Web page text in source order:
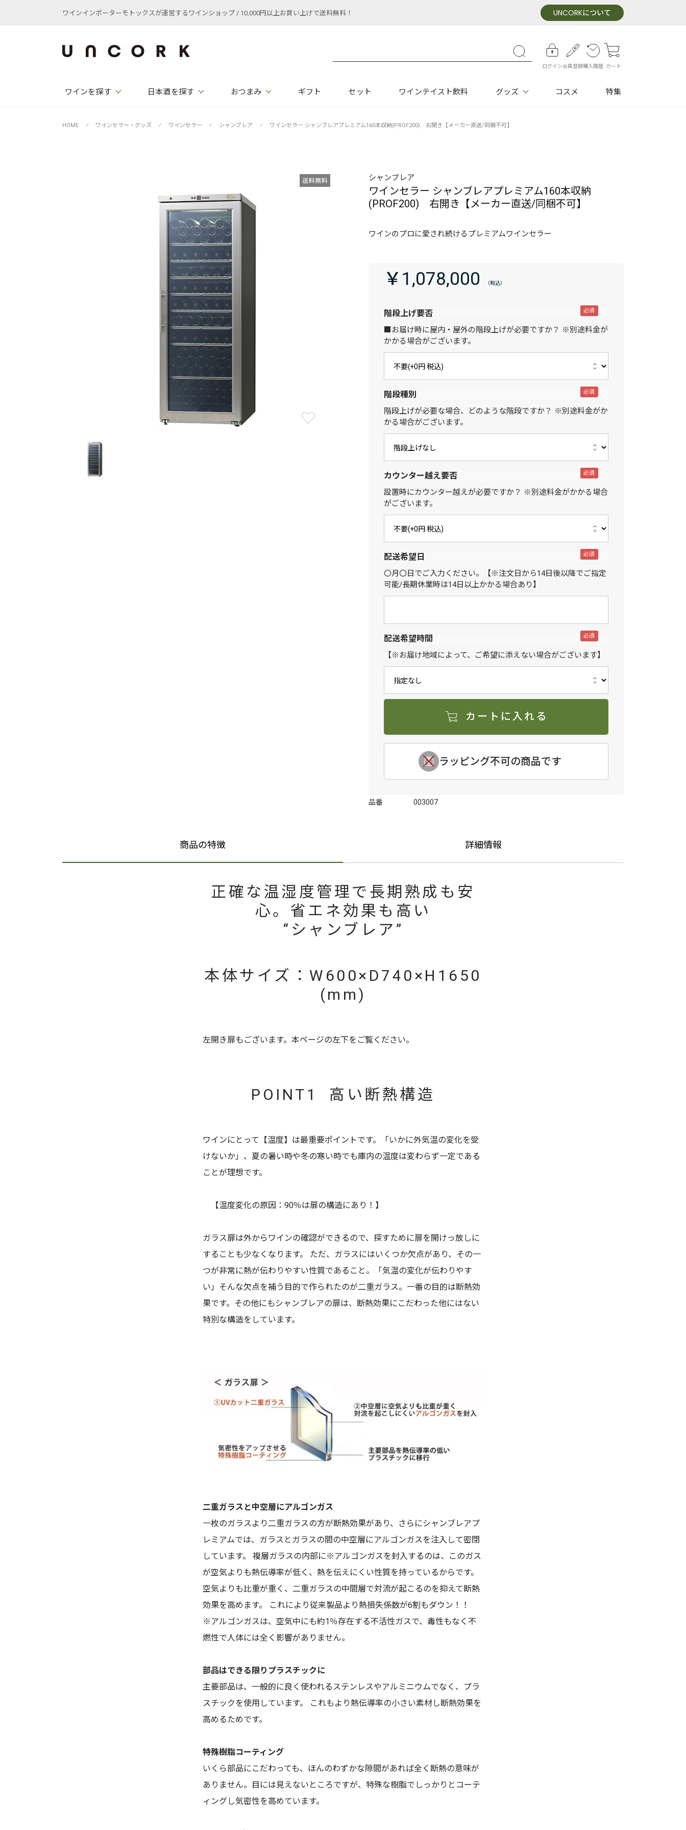
ワインインポーターモトックスが運営するワインショップ / 10,000円以上お買い上げで送料無料！ UNCORKについて
ログイン会員登録購入履歴 カート
ワインを探す 日本酒を探す おつまみ ギフト セット ワインテイスト飲料 グッズ コスメ 特集
HOME ⁄ ワインセラー・グッズ ⁄ ワインセラー ⁄ シャンブレア ⁄ ワインセラー シャンブレアプレミアム160本収納(PROF200) 右開き【メーカー直送/同梱不可】
シャンブレア
ワインセラー シャンブレアプレミアム160本収納
(PROF200) 右開き【メーカー直送/同梱不可】
ワインのプロに愛され続けるプレミアムワインセラー
￥1,078,000
階段上げ要否
■お届け時に屋内・屋外の階段上げが必要ですか？ ※別途料金が
かかる場合がございます。
階段種別
階段上げが必要な場合、どのような階段ですか？ ※別途料金がか
かる場合がございます。
カウンター越え要否
設置時にカウンター越えが必要ですか？ ※別途料金がかかる場合
がございます。
配送希望日
〇月〇日でご入力ください。【※注文日から14日後以降でご指定
可能/長期休業時は14日以上かかる場合あり】
配送希望時間
【※お届け地域によって、ご希望に添えない場合がございます】
カートに入れる
ラッピング不可の商品です
品番 003007
商品の特徴 詳細情報
正確な温湿度管理で長期熟成も安
心。省エネ効果も高い
“シャンブレア”
本体サイズ：W600×D740×H1650
(mm)
左開き扉もございます。本ページの左下をご覧ください。
POINT1 高い断熱構造
ワインにとって【温度】は最重要ポイントです。「いかに外気温の変化を受
けないか」、夏の暑い時や冬の寒い時でも庫内の温度は変わらず一定である
ことが理想です。
【温度変化の原因：90％は扉の構造にあり！】
ガラス扉は外からワインの確認ができるので、探すために扉を開けっ放しに
することも少なくなります。 ただ、ガラスにはいくつか欠点があり、その一
つが非常に熱が伝わりやすい性質であること。「気温の変化が伝わりやす
い」そんな欠点を補う目的で作られたのが二重ガラス。一番の目的は断熱効
果です。その他にもシャンブレアの扉は、断熱効果にこだわった他にはない
特別な構造をしています。
二重ガラスと中空層にアルゴンガス
一枚のガラスより二重ガラスの方が断熱効果があり、さらにシャンブレアプ
レミアムでは、ガラスとガラスの間の中空層にアルゴンガスを注入して密閉
しています。 複層ガラスの内部に※アルゴンガスを封入するのは、このガス
が空気よりも熱伝導率が低く、熱を伝えにくい性質を持っているからです。
空気よりも比重が重く、二重ガラスの中間層で対流が起こるのを抑えて断熱
効果を高めます。 これにより従来製品より熱損失係数が6割もダウン！！
※アルゴンガスは、空気中にも約1％存在する不活性ガスで、毒性もなく不
燃性で人体には全く影響がありません。
部品はできる限りプラスチックに
主要部品は、一般的に良く使われるステンレスやアルミニウムでなく、プラ
スチックを使用しています。 これもより熱伝導率の小さい素材し断熱効果を
高めるためです。
特殊樹脂コーティング
いくら部品にこだわっても、ほんのわずかな隙間があれば全く断熱の意味が
ありません。目には見えないところですが、特殊な樹脂でしっかりとコーテ
ィングし気密性を高めています。